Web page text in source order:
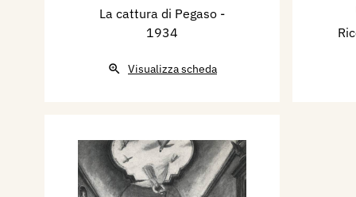
La cattura di Pegaso -
1934
Visualizza scheda